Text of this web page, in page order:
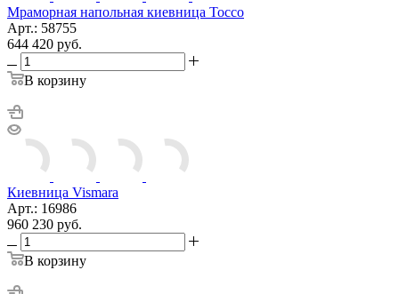
Мраморная напольная киевница Tocco
Арт.: 58755
644 420 руб.
В корзину
Киевница Vismara
Арт.: 16986
960 230 руб.
В корзину